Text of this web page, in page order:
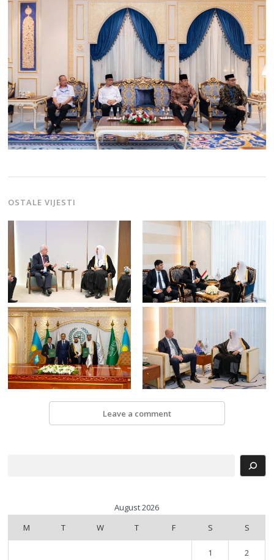
OSTALE VIJESTI
Leave a comment
August 2026
M
T W T F S S
1 2